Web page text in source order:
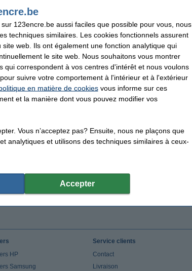
Stylos à bille Pentel
HP
Samsung
Service clients
Contact
Livraison
123encre.be aussi faciles que possible pour vous, nous
techniques similaires. Les cookies fonctionnels assurent
web. Ils ont également une fonction analytique qui
le site web. Nous souhaitons vous montrer
qui correspondent à vos centres d'intérêt et nous voulons
suivre votre comportement à l'intérieur et à l'extérieur
en matière de cookiesvous informe sur ces
et la manière dont vous pouvez modifier vos
Vous n’acceptez pas? Ensuite, nous ne plaçons que
analytiques et utilisons des techniques similaires à ceux-
Accepter